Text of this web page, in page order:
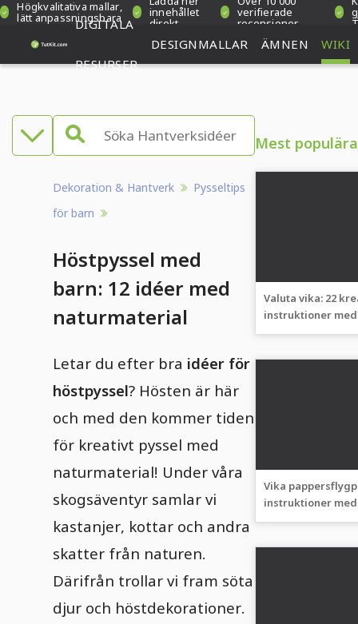
Högkvalitativa mallar,
lätt anpassningsbara innehållet
direkt
verifierade
recensioner
DIGITALA
RESURSER
DESIGNMALLAR ÄMNEN WIKI
Mest
Valuta vika: 22
instruktioner
Vika
instruktioner
och video
Dekoration & Hantverk
Pysseltips
för barn
Höstpyssel med
barn: 12 idéer med
naturmaterial
Letar du efter bra idéer för
höstpyssel? Hösten är här
och med den kommer tiden
för kreativt pyssel med
naturmaterial! Under våra
skogsäventyr samlar vi
kastanjer, kottar och andra
skatter från naturen.
Därifrån trollar vi fram söta
djur och höstdekorationer.